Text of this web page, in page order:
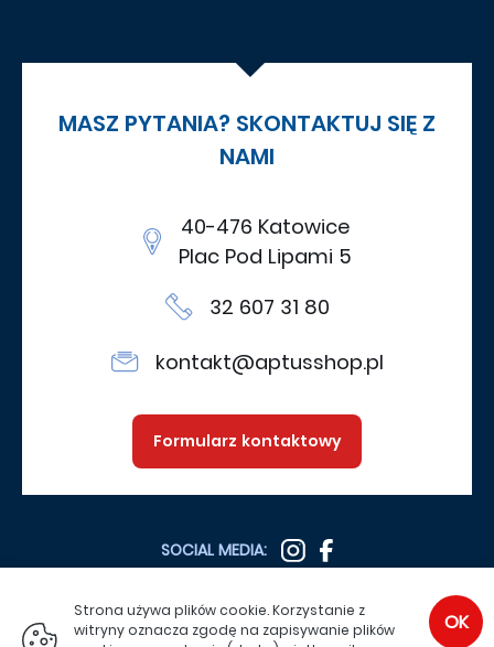
MASZ PYTANIA? SKONTAKTUJ SIĘ Z
NAMI
40-476 Katowice
Plac Pod Lipami 5
32 607 31 80
kontakt@aptusshop.pl
Formularz kontaktowy
SOCIAL MEDIA:
OK
Strona używa plików cookie. Korzystanie z
witryny oznacza zgodę na zapisywanie plików